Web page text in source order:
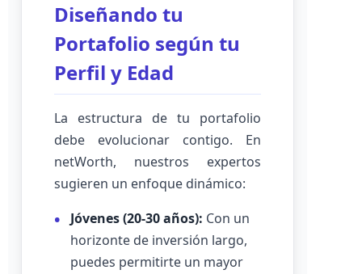
Diseñando tu
Portafolio según tu
Perfil y Edad
La estructura de tu portafolio
debe evolucionar contigo. En
netWorth, nuestros expertos
sugieren un enfoque dinámico:
Jóvenes (20-30 años): Con un
horizonte de inversión largo,
puedes permitirte un mayor